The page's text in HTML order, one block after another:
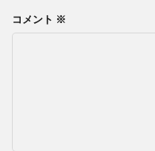
コメント ※